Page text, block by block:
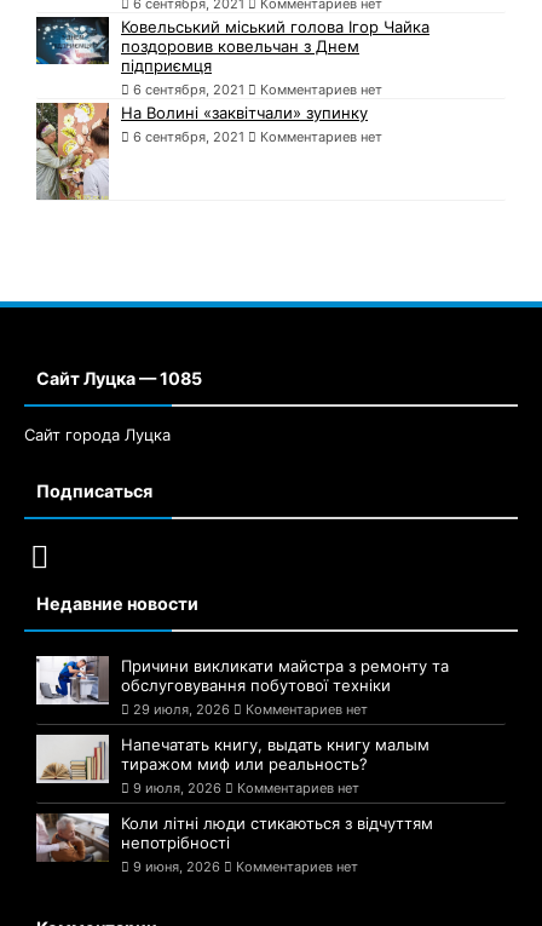
Ковельський міський голова Ігор Чайка
поздоровив ковельчан з Днем
підприємця
6 сентября, 2021 Комментариев нет
На Волині «заквітчали» зупинку
6 сентября, 2021 Комментариев нет
Сайт Луцка — 1085
Сайт города Луцка
Подписаться
Недавние новости
Причини викликати майстра з ремонту та
обслуговування побутової техніки
29 июля, 2026 Комментариев нет
Напечатать книгу, выдать книгу малым
тиражом миф или реальность?
9 июля, 2026 Комментариев нет
Коли літні люди стикаються з відчуттям
непотрібності
9 июня, 2026 Комментариев нет